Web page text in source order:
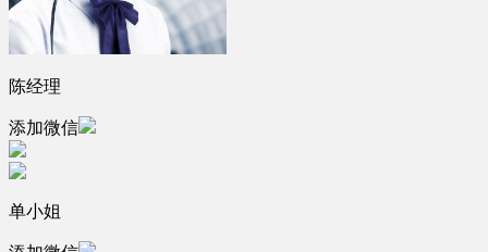
陈经理
添加微信
单小姐